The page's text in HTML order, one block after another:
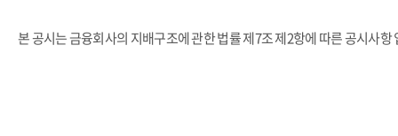
본 공시는 금융회사의 지배구조에 관한 법률 제7조 제2항에 따른 공시사항